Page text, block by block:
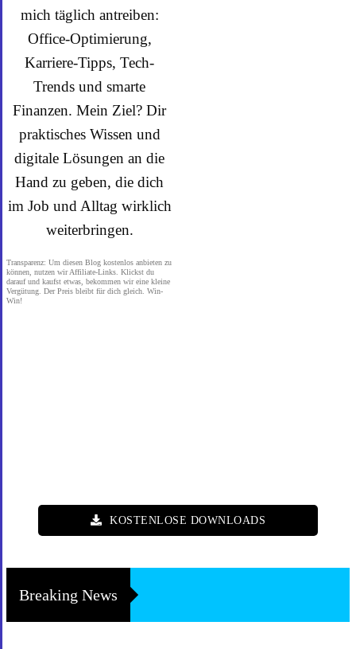
mich täglich antreiben:
Office-Optimierung,
Karriere-Tipps, Tech-
Trends und smarte
Finanzen. Mein Ziel? Dir
praktisches Wissen und
digitale Lösungen an die
Hand zu geben, die dich
im Job und Alltag wirklich
weiterbringen.
Transparenz: Um diesen Blog kostenlos anbieten zu
können, nutzen wir Affiliate-Links. Klickst du
darauf und kaufst etwas, bekommen wir eine kleine
Vergütung. Der Preis bleibt für dich gleich. Win-
Win!
KOSTENLOSE DOWNLOADS
Breaking News